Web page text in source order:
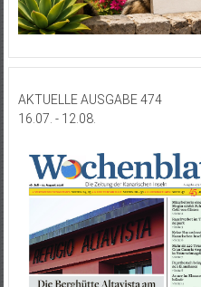
AKTUELLE AUSGABE 474
16.07. - 12.08.